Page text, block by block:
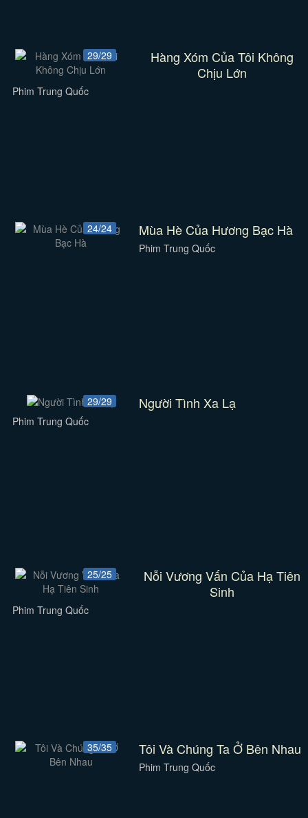
29/29
Hàng Xóm Của Tôi Không
Chịu Lớn
Phim Trung Quốc
24/24 Mùa Hè Của Hương Bạc Hà
Phim Trung Quốc
29/29 Người Tình Xa Lạ
Phim Trung Quốc
25/25
Nỗi Vương Vấn Của Hạ Tiên
Sinh
Phim Trung Quốc
35/35 Tôi Và Chúng Ta Ở Bên Nhau
Phim Trung Quốc